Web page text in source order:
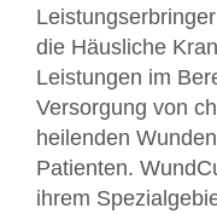
die Häusliche
Leistungen im
Versorgung von
heilenden
Patienten.
ihrem